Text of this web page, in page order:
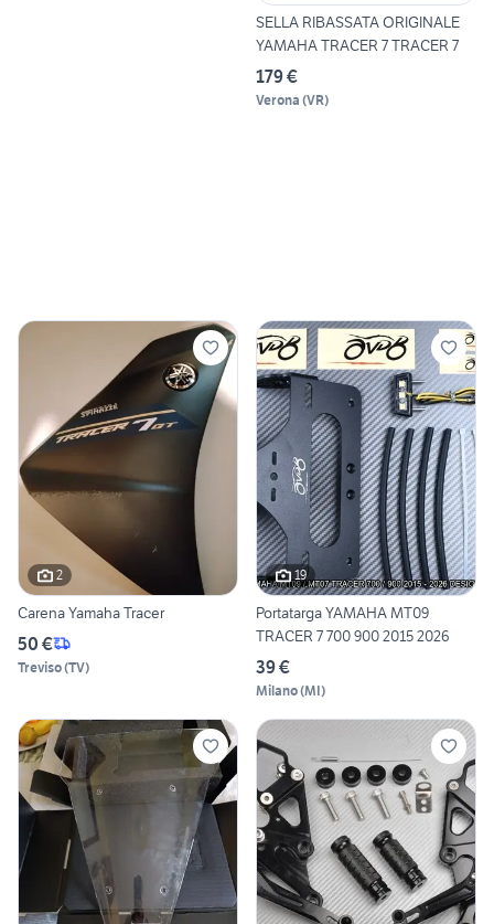
SELLA RIBASSATA ORIGINALE
YAMAHA TRACER 7 TRACER 7
179 €
Verona (VR)
2
Carena Yamaha Tracer
50 €
Treviso(TV)
19
Portatarga YAMAHA MT09
TRACER 7 700 900 2015 2026
39 €
Milano(MI)